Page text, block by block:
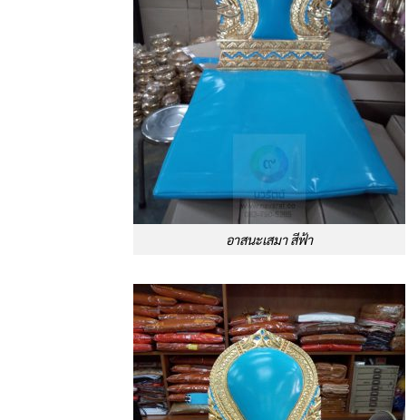
อาสนะเสมา สีฟ้า